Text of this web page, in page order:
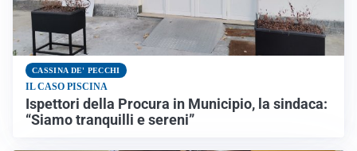
CASSINA DE' PECCHI
IL CASO PISCINA
Ispettori della Procura in Municipio, la sindaca:
“Siamo tranquilli e sereni”